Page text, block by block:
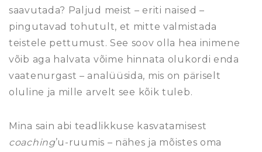
saavutada? Paljud meist – eriti naised –
pingutavad tohutult, et mitte valmistada
teistele pettumust. See soov olla hea inimene
võib aga halvata võime hinnata olukordi enda
vaatenurgast – analüüsida, mis on päriselt
oluline ja mille arvelt see kõik tuleb.
Mina sain abi teadlikkuse kasvatamisest
coaching’u-ruumis – nähes ja mõistes oma